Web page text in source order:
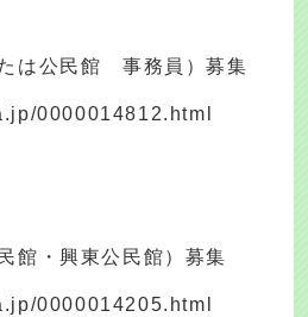
は公民館 事務員）募集
0000014812.html
館・興東公民館）募集
0000014205.html